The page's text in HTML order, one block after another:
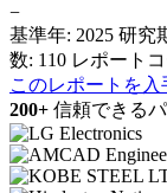
−
基準年: 2025 研究
数: 110 レポート
このレポートを入
200+ 信頼できる